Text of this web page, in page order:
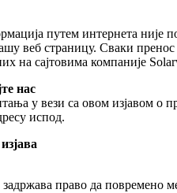
путем интернета није
веб страницу. Сваки
на сајтовима компаније
нас
у вези са овом изјавом о
испод.
задржава право да повремено